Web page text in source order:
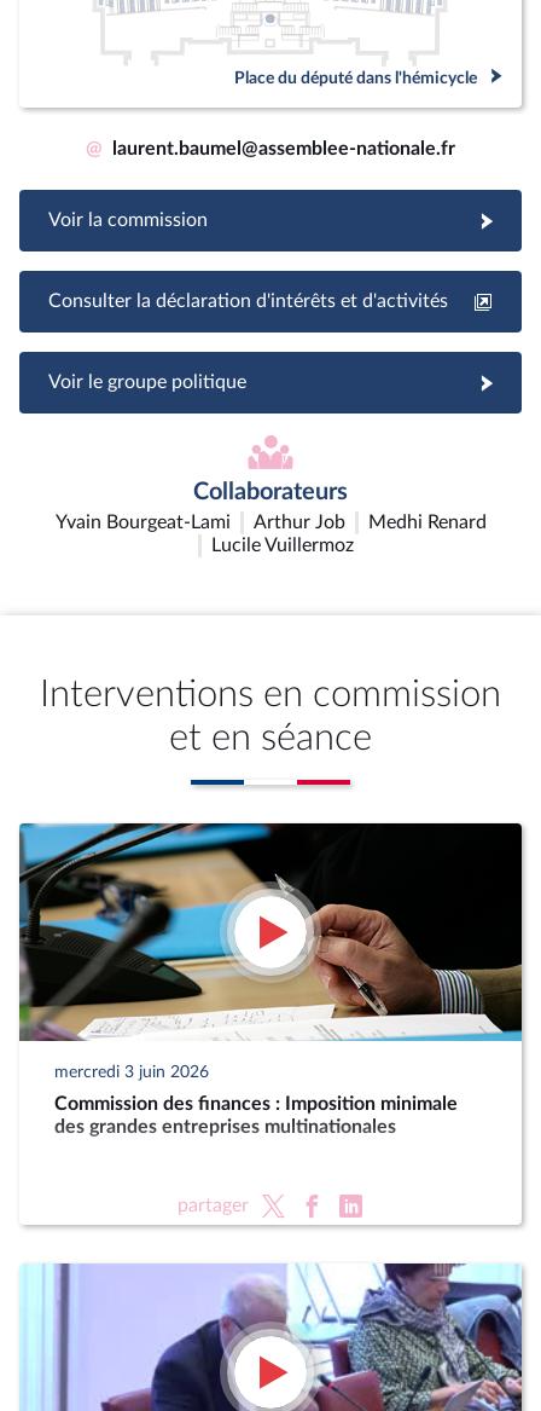
Place du député dans l'hémicycle
@ laurent.baumel@assemblee-nationale.fr
Voir la commission
Consulter la déclaration d'intérêts et d'activités
Voir le groupe politique
Collaborateurs
Yvain Bourgeat-Lami Arthur Job
Medhi Renard
Lucile Vuillermoz
Interventions en commission
et en séance
mercredi 3 juin 2026
Commission des finances : Imposition minimale
des grandes entreprises multinationales
partager